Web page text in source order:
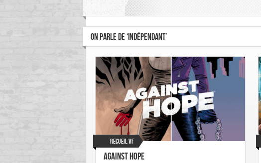
ON PARLE DE ‘INDÉPENDANT’
Recueil VF
Against Hope